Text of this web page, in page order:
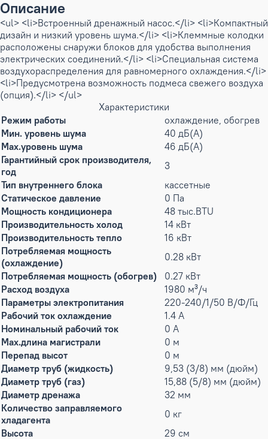
Описание
<ul> <li>Встроенный дренажный насос.</li> <li>Компактный
дизайн и низкий уровень шума.</li> <li>Клеммные колодки
расположены снаружи блоков для удобства выполнения
электрических соединений.</li> <li>Специальная система
воздухораспределения для равномерного охлаждения.</li>
<li>Предусмотрена возможность подмеса свежего воздуха
(опция).</li> </ul>
Характеристики
Режим работы
охлаждение, обогрев
Мин. уровень шума
40 дБ(А)
Max.уровень шума
46 дБ(А)
Гарантийный срок производителя,
год
3
Тип внутреннего блока
кассетные
Статическое давление
0 Па
Мощность кондиционера
48 тыс.BTU
Производительность холод
14 кВт
Производительность тепло
16 кВт
Потребляемая мощность
(охлаждение)
0.28 кВт
Потребляемая мощность (обогрев)
0.27 кВт
Расход воздуха
1980 м³/ч
Параметры электропитания
220-240/1/50 В/Ф/Гц
Рабочий ток охлаждение
1.4 А
Номинальный рабочий ток
0 А
Max.длина магистрали
0 м
Перепад высот
0 м
Диаметр труб (жидкость)
9,53 (3/8) мм (дюйм)
Диаметр труб (газ)
15,88 (5/8) мм (дюйм)
Диаметр дренажа
32 мм
Количество заправляемого
хладагента
0 кг
Высота
29 см